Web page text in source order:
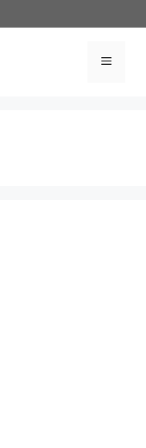
Menu